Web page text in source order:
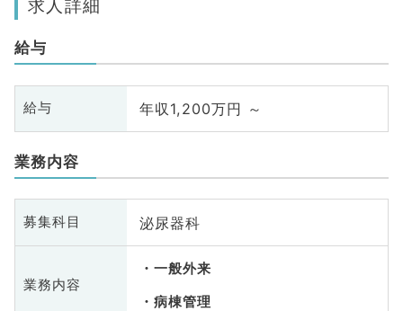
求人詳細
給与
給与 年収1,200万円 ～
業務内容
募集科目 泌尿器科
業務内容
一般外来
病棟管理